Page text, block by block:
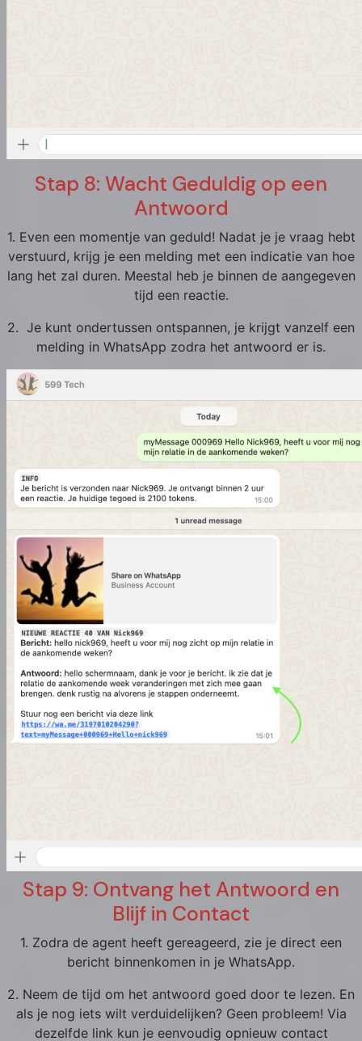
Stap 8: Wacht Geduldig op een
Antwoord
1. Even een momentje van geduld! Nadat je je vraag hebt
verstuurd, krijg je een melding met een indicatie van hoe
lang het zal duren. Meestal heb je binnen de aangegeven
tijd een reactie.
2. Je kunt ondertussen ontspannen, je krijgt vanzelf een
melding in WhatsApp zodra het antwoord er is.
Stap 9: Ontvang het Antwoord en
Blijf in Contact
1. Zodra de agent heeft gereageerd, zie je direct een
bericht binnenkomen in je WhatsApp.
2. Neem de tijd om het antwoord goed door te lezen. En
als je nog iets wilt verduidelijken? Geen probleem! Via
dezelfde link kun je eenvoudig opnieuw contact